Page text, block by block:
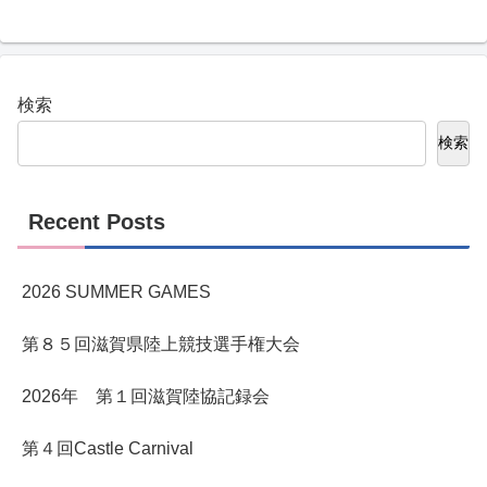
検索
検索
Recent Posts
2026 SUMMER GAMES
第８５回滋賀県陸上競技選手権大会
2026年 第１回滋賀陸協記録会
第４回Castle Carnival